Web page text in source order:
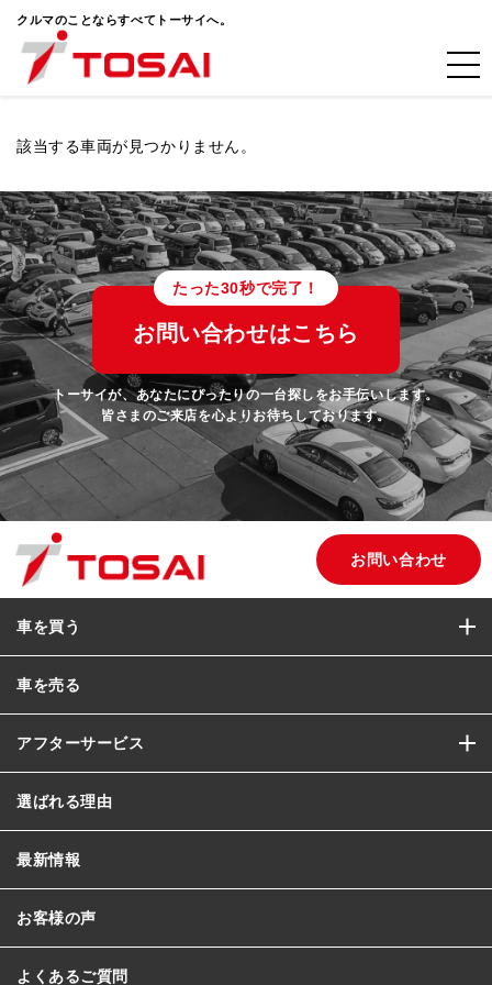
クルマのことならすべてトーサイへ。
該当する車両が見つかりません。
たった30秒で完了！
お問い合わせはこちら
トーサイが、あなたにぴったりの一台探しをお手伝いします。
皆さまのご来店を心よりお待ちしております。
お問い合わせ
車を買う
車を売る
アフターサービス
選ばれる理由
最新情報
お客様の声
よくあるご質問